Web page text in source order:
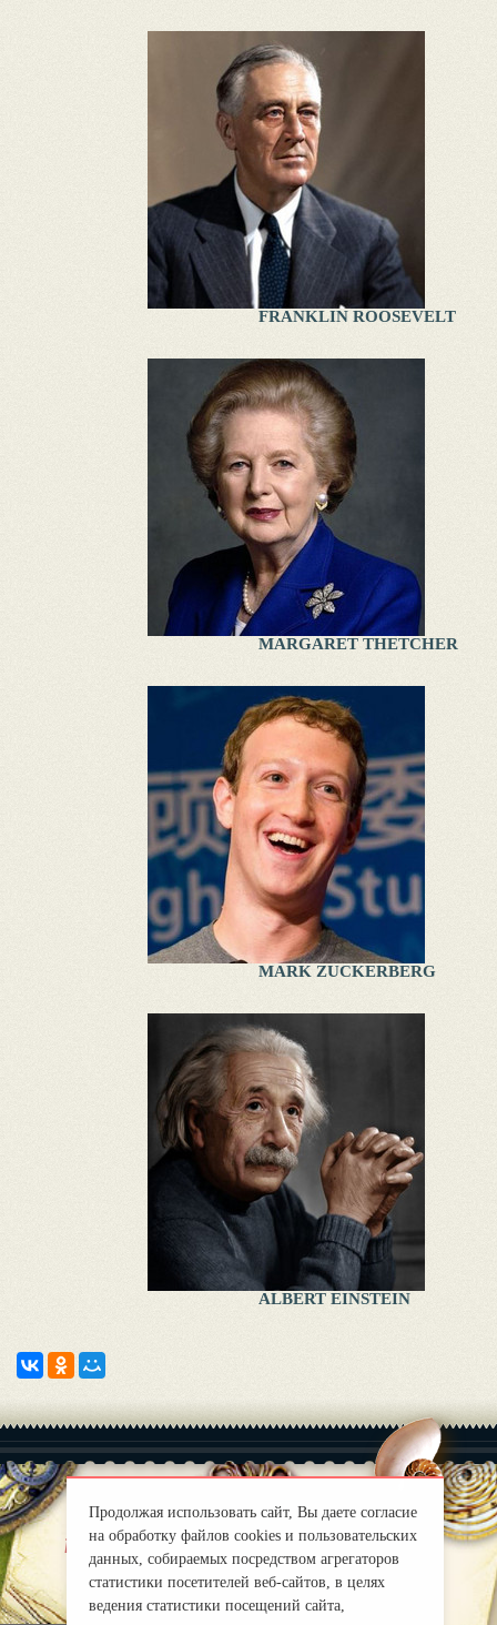
FRANKLIN ROOSEVELT
MARGARET THETCHER
MARK ZUCKERBERG
ALBERT EINSTEIN
About |
Правила
mirprognoz@mail.ru
Продолжая использовать сайт, Вы даете согласие
на обработку файлов cookies и пользовательских
данных, собираемых посредством агрегаторов
статистики посетителей веб-сайтов, в целях
ведения статистики посещений сайта,